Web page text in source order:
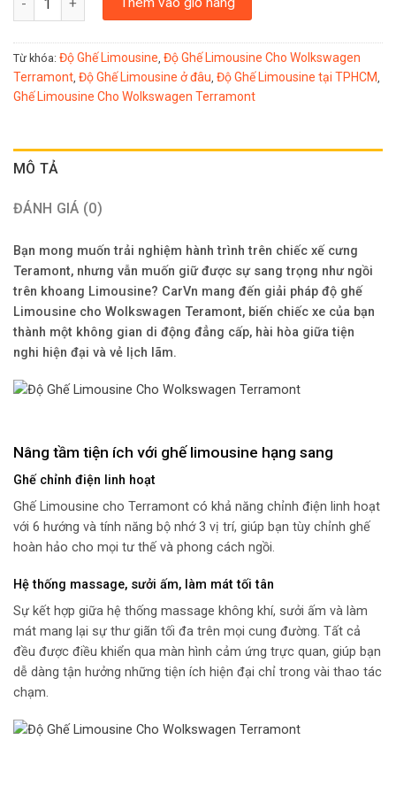
Từ khóa: Độ Ghế Limousine, Độ Ghế Limousine Cho Wolkswagen
Terramont, Độ Ghế Limousine ở đâu, Độ Ghế Limousine tại TPHCM,
Ghế Limousine Cho Wolkswagen Terramont
MÔ TẢ
ĐÁNH GIÁ (0)
Bạn mong muốn trải nghiệm hành trình trên chiếc xế cưng
Teramont, nhưng vẫn muốn giữ được sự sang trọng như ngồi
trên khoang Limousine? CarVn mang đến giải pháp độ ghế
Limousine cho Wolkswagen Teramont, biến chiếc xe của bạn
thành một không gian di động đẳng cấp, hài hòa giữa tiện
nghi hiện đại và vẻ lịch lãm.
Nâng tầm tiện ích với ghế limousine hạng sang
Ghế chỉnh điện linh hoạt
Ghế Limousine cho Terramont có khả năng chỉnh điện linh hoạt
với 6 hướng và tính năng bộ nhớ 3 vị trí, giúp bạn tùy chỉnh ghế
hoàn hảo cho mọi tư thế và phong cách ngồi.
Hệ thống massage, sưởi ấm, làm mát tối tân
Sự kết hợp giữa hệ thống massage không khí, sưởi ấm và làm
mát mang lại sự thư giãn tối đa trên mọi cung đường. Tất cả
đều được điều khiển qua màn hình cảm ứng trực quan, giúp bạn
dễ dàng tận hưởng những tiện ích hiện đại chỉ trong vài thao tác
chạm.